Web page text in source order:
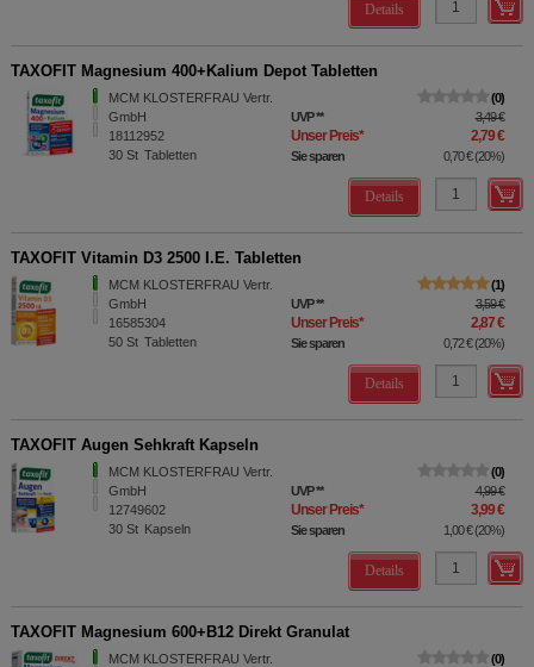
Details
TAXOFIT Magnesium 400+Kalium Depot Tabletten
MCM KLOSTERFRAU Vertr.
GmbH
18112952
30 St Tabletten
0
UVP** 3,49 €
Unser Preis* 2,79 €
Sie sparen 0,70 €(20%)
Details
TAXOFIT Vitamin D3 2500 I.E. Tabletten
MCM KLOSTERFRAU Vertr.
GmbH
16585304
50 St Tabletten
1
UVP** 3,59 €
Unser Preis* 2,87 €
Sie sparen 0,72 €(20%)
Details
TAXOFIT Augen Sehkraft Kapseln
MCM KLOSTERFRAU Vertr.
GmbH
12749602
30 St Kapseln
0
UVP** 4,99 €
Unser Preis* 3,99 €
Sie sparen 1,00 €(20%)
Details
TAXOFIT Magnesium 600+B12 Direkt Granulat
MCM KLOSTERFRAU Vertr.
0